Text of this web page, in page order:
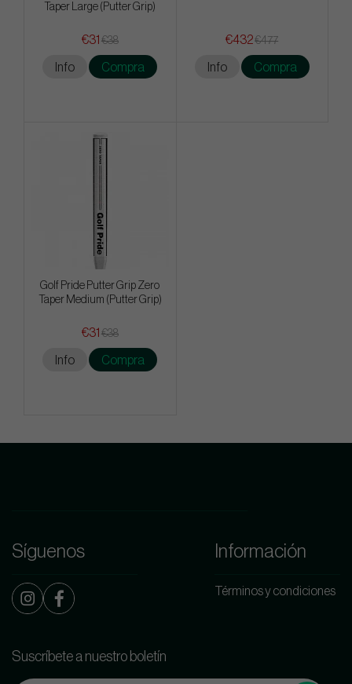
Taper Large (Putter Grip)
€31 €38
Info Compra
€432€477
Info Compra
Golf Pride Putter Grip Zero
Taper Medium (Putter Grip)
€31 €38
Info Compra
Síguenos Información
Términos y condiciones
Suscríbete a nuestro boletín